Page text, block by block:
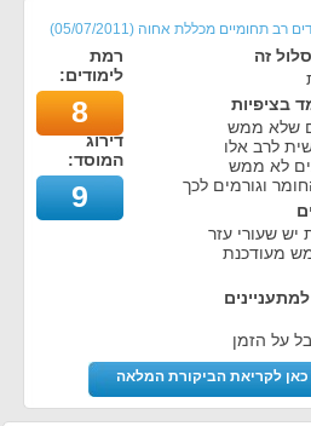
רב תחומיים מכללת אחוה (
05/07/2011
)
זה
בציפיות
שלא ממש
לרב אלו
לא ממש
וגורמים לכך
יש שעורי עזר
מעודכנת
על הזמן
רמת
לימודים:
8
דירוג
המוסד:
9
כאן לקריאת הביקורת המלאה